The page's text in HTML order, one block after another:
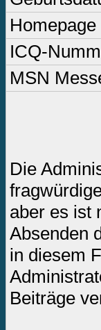
Homepage
ICQ-
MSN
Die
aber es ist
Absenden
in diesem
Beiträge